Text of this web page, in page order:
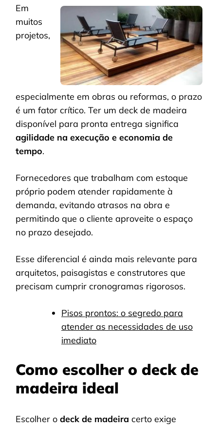
Em
muitos
projetos,
especialmente em obras ou reformas, o prazo
é um fator crítico. Ter um deck de madeira
disponível para pronta entrega significa
agilidade na execução e economia de
tempo.
Fornecedores que trabalham com estoque
próprio podem atender rapidamente à
demanda, evitando atrasos na obra e
permitindo que o cliente aproveite o espaço
no prazo desejado.
Esse diferencial é ainda mais relevante para
arquitetos, paisagistas e construtores que
precisam cumprir cronogramas rigorosos.
Pisos prontos: o segredo para
atender as necessidades de uso
imediato
Como escolher o deck de
madeira ideal
Escolher o deck de madeira certo exige